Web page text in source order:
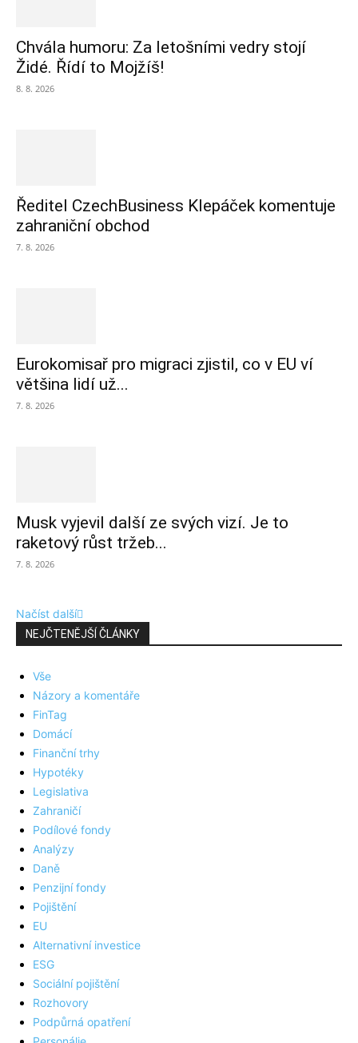
Chvála humoru: Za letošními vedry stojí
Židé. Řídí to Mojžíš!
8. 8. 2026
Ředitel CzechBusiness Klepáček komentuje
zahraniční obchod
7. 8. 2026
Eurokomisař pro migraci zjistil, co v EU ví
většina lidí už...
7. 8. 2026
Musk vyjevil další ze svých vizí. Je to
raketový růst tržeb...
7. 8. 2026
Načíst další
NEJČTENĚJŠÍ ČLÁNKY
Vše
Názory a komentáře
FinTag
Domácí
Finanční trhy
Hypotéky
Legislativa
Zahraničí
Podílové fondy
Analýzy
Daně
Penzijní fondy
Pojištění
EU
Alternativní investice
ESG
Sociální pojištění
Rozhovory
Podpůrná opatření